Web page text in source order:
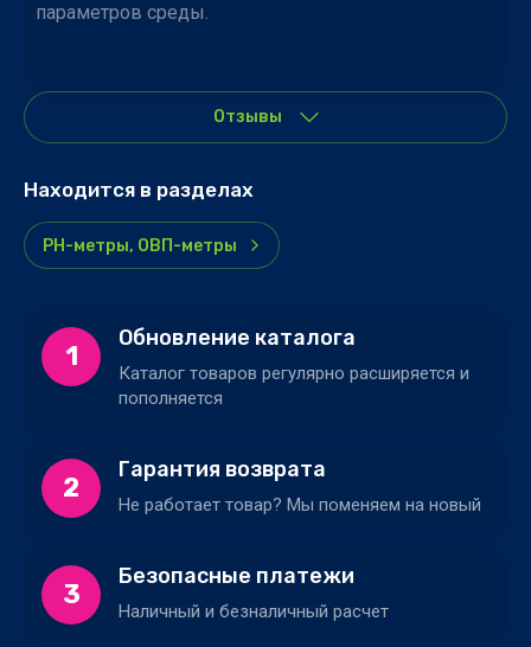
параметров среды.
Отзывы
Находится в разделах
PH-метры, ОВП-метры
1
Обновление каталога
Каталог товаров регулярно расширяется и
пополняется
2
Гарантия возврата
Не работает товар? Мы поменяем на новый
3
Безопасные платежи
Наличный и безналичный расчет